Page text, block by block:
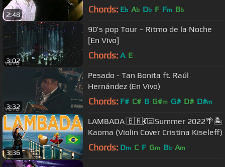
2:48 Chords: Eb Ab Db F Fm Bb
3:02
90’s pop Tour – Ritmo de la Noche
[En Vivo]
Chords: A E
3:32
Pesado - Tan Bonita ft. Raúl
Hernández (En Vivo)
Chords: F# C# B G#m G# D# D#m
3:36
LAMBADA 🇧🇷💃🏻Summer 2022🌴🏝
Kaoma (Violin Cover Cristina Kiseleff)
Chords: Dm C F Gm Bb Am